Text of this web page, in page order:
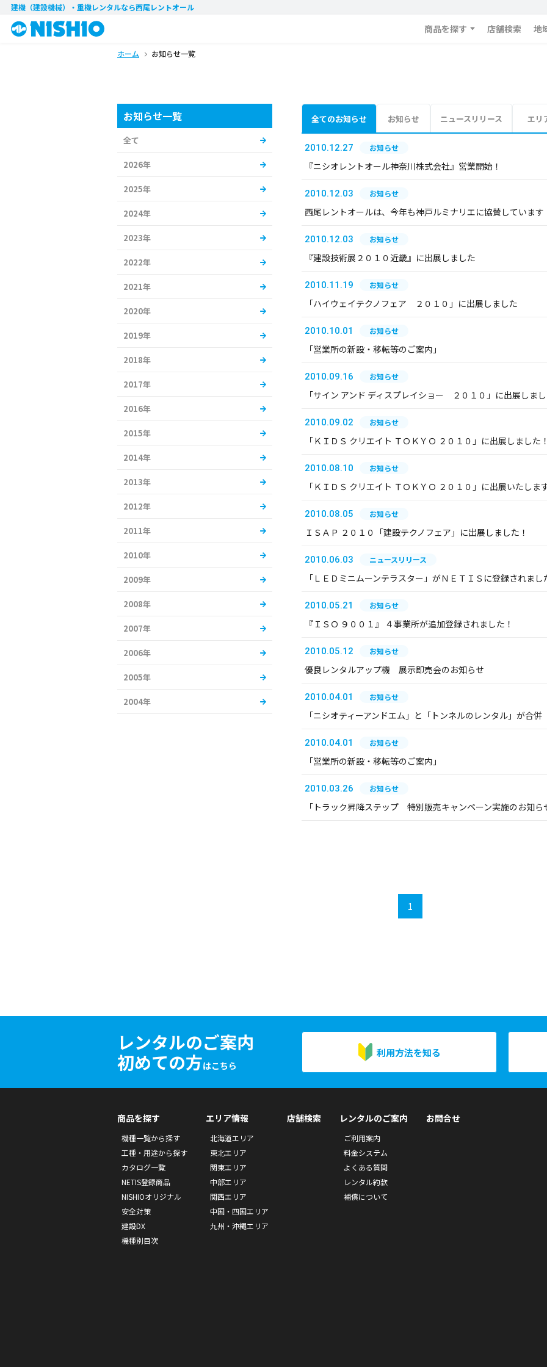
建機（建設機械）・重機レンタルなら西尾レントオール
商品を探す 店舗検索 地
ホーム お知らせ一覧
全てのお知らせ お知らせ ニュースリリース エリ
2010.12.27 お知らせ
『ニシオレントオール神奈川株式会社』営業開始！
2010.12.03 お知らせ
西尾レントオールは、今年も神戸ルミナリエに協賛しています
2010.12.03 お知らせ
『建設技術展２０１０近畿』に出展しました
2010.11.19 お知らせ
「ハイウェイテクノフェア ２０１０」に出展しました
2010.10.01 お知らせ
「営業所の新設・移転等のご案内」
2010.09.16 お知らせ
「サイン アンド ディスプレイショー ２０１０」に出展しまし
2010.09.02 お知らせ
「ＫＩＤＳ クリエイト ＴＯＫＹＯ ２０１０」に出展しました！
2010.08.10 お知らせ
「ＫＩＤＳ クリエイト ＴＯＫＹＯ ２０１０」に出展いたしま
2010.08.05 お知らせ
ＩＳＡＰ ２０１０「建設テクノフェア」に出展しました！
2010.06.03 ニュースリリース
「ＬＥＤミニムーンテラスター」がＮＥＴＩＳに登録されまし
2010.05.21 お知らせ
『ＩＳＯ ９００１』 ４事業所が追加登録されました！
2010.05.12 お知らせ
優良レンタルアップ機 展示即売会のお知らせ
2010.04.01 お知らせ
「ニシオティーアンドエム」と「トンネルのレンタル」が合併
2010.04.01 お知らせ
「営業所の新設・移転等のご案内」
2010.03.26 お知らせ
「トラック昇降ステップ 特別販売キャンペーン実施のお知ら
1
お知らせ一覧
全て
2026年
2025年
2024年
2023年
2022年
2021年
2020年
2019年
2018年
2017年
2016年
2015年
2014年
2013年
2012年
2011年
2010年
2009年
2008年
2007年
2006年
2005年
2004年
レンタルのご案内
初めての方はこちら
利用方法を知る
商品を探す
機種一覧から探す
工種・用途から探す
カタログ一覧
NETIS登録商品
NISHIOオリジナル
安全対策
建設DX
機種別目次
エリア情報
北海道エリア
東北エリア
関東エリア
中部エリア
関西エリア
中国・四国エリア
九州・沖縄エリア
店舗検索 レンタルのご案内
ご利用案内
料金システム
よくある質問
レンタル約款
補償について
お問合せ